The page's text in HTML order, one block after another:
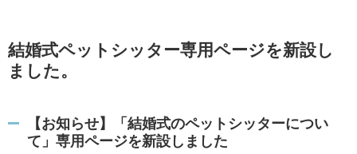
結婚式ペットシッター専用ページを新設し
ました。
【お知らせ】「結婚式のペットシッターについ
て」専用ページを新設しました